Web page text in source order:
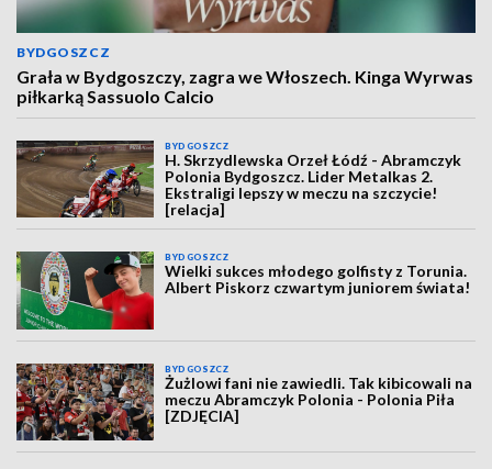
BYDGOSZCZ
Grała w Bydgoszczy, zagra we Włoszech. Kinga Wyrwas
piłkarką Sassuolo Calcio
BYDGOSZCZ
H. Skrzydlewska Orzeł Łódź - Abramczyk
Polonia Bydgoszcz. Lider Metalkas 2.
Ekstraligi lepszy w meczu na szczycie!
[relacja]
BYDGOSZCZ
Wielki sukces młodego golfisty z Torunia.
Albert Piskorz czwartym juniorem świata!
BYDGOSZCZ
Żużlowi fani nie zawiedli. Tak kibicowali na
meczu Abramczyk Polonia - Polonia Piła
[ZDJĘCIA]